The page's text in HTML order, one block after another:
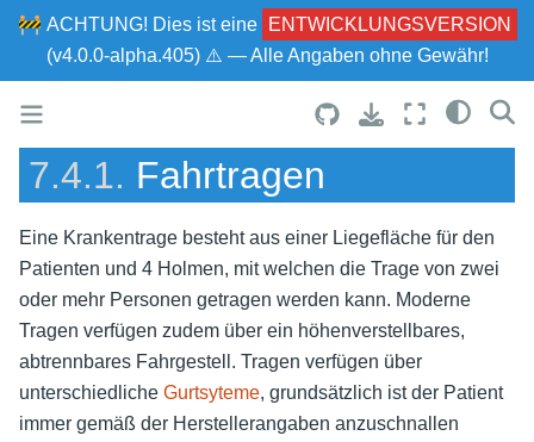
🚧 ACHTUNG! Dies ist eine
ENTWICKLUNGSVERSION
(v4.0.0-alpha.405) ⚠ — Alle Angaben ohne Gewähr!
7.4.1. Fahrtragen
Eine Krankentrage besteht aus einer Liegefläche für den
Patienten und 4 Holmen, mit welchen die Trage von zwei
oder mehr Personen getragen werden kann. Moderne
Tragen verfügen zudem über ein höhenverstellbares,
abtrennbares Fahrgestell. Tragen verfügen über
unterschiedliche Gurtsyteme, grundsätzlich ist der Patient
immer gemäß der Herstellerangaben anzuschnallen